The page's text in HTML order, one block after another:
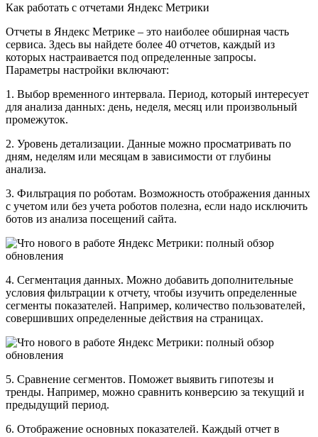
Как работать с отчетами Яндекс Метрики
Отчеты в Яндекс Метрике – это наиболее обширная часть
сервиса. Здесь вы найдете более 40 отчетов, каждый из
которых настраивается под определенные запросы.
Параметры настройки включают:
1. Выбор временного интервала. Период, который интересует
для анализа данных: день, неделя, месяц или произвольный
промежуток.
2. Уровень детализации. Данные можно просматривать по
дням, неделям или месяцам в зависимости от глубины
анализа.
3. Фильтрация по роботам. Возможность отображения данных
с учетом или без учета роботов полезна, если надо исключить
ботов из анализа посещений сайта.
4. Сегментация данных. Можно добавить дополнительные
условия фильтрации к отчету, чтобы изучить определенные
сегменты показателей. Например, количество пользователей,
совершивших определенные действия на страницах.
5. Сравнение сегментов. Поможет выявить гипотезы и
тренды. Например, можно сравнить конверсию за текущий и
предыдущий период.
6. Отображение основных показателей. Каждый отчет в